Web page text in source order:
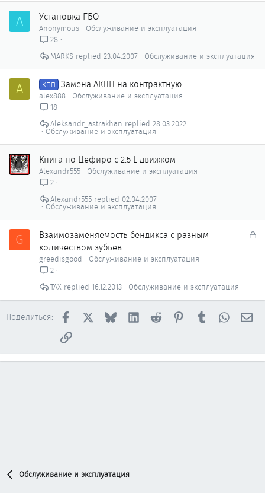
A Установка ГБО
Anonymous
Обслуживание и эксплуатация
28
Обслуживание и эксплуатация
23.04.2007
MARKS
A КПП Замена АКПП на контрактную
alex888
Обслуживание и эксплуатация
18
Обслуживание и эксплуатация
28.03.2022
Aleksandr_astrakhan
Книга по Цефиро с 2.5 L движком
Alexandr555
Обслуживание и эксплуатация
2
Обслуживание и эксплуатация
02.04.2007
Alexandr555
G
З
о
Взаимозаменяемость бендикса с разным
количеством зубьев
greedisgood
Обслуживание и эксплуатация
2
Обслуживание и эксплуатация
16.12.2013
ТАХ
Поделиться: Facebook BlueskyLinkedInReddit PinterestTumblr
Ссылка
Обслуживание и эксплуатация